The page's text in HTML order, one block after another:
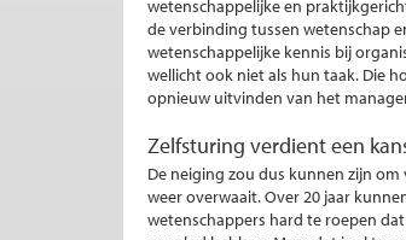
wetenschappelijke en
de verbinding tussen wetenschap
wetenschappelijke kennis bij
wellicht ook niet als hun taak. Die
opnieuw uitvinden van het
Zelfsturing verdient een
De neiging zou dus kunnen zijn
weer overwaait. Over 20 jaar
wetenschappers hard te roepen